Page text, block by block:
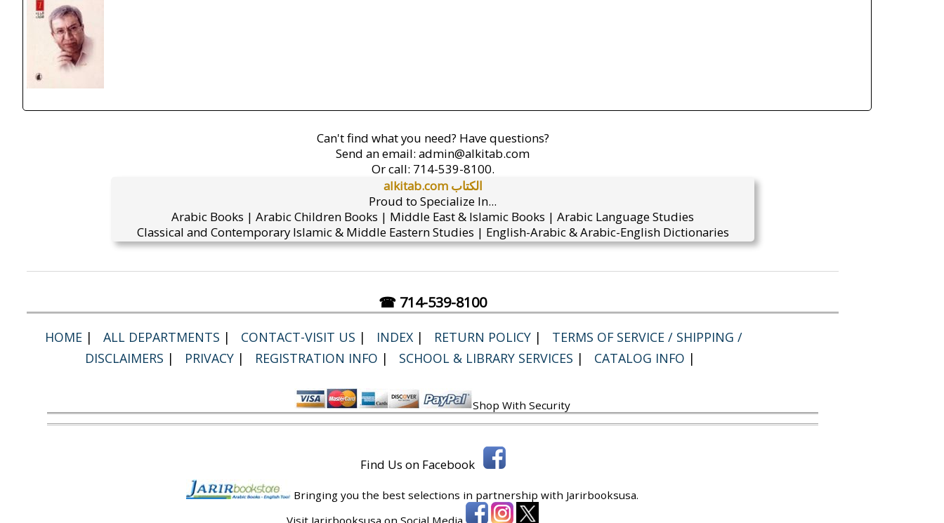
Can't find what you need? Have questions?
Send an email: admin@alkitab.com
Or call: 714-539-8100.
alkitab.com الكتاب
Proud to Specialize In...
Arabic Books | Arabic Children Books | Middle East & Islamic Books | Arabic Language Studies
Classical and Contemporary Islamic & Middle Eastern Studies | English-Arabic & Arabic-English Dictionaries
☎ 714-539-8100
HOME | ALL DEPARTMENTS | CONTACT-VISIT US | INDEX | RETURN POLICY |
TERMS OF SERVICE / SHIPPING /
DISCLAIMERS | PRIVACY | REGISTRATION INFO | SCHOOL & LIBRARY SERVICES | CATALOG INFO |
Shop With Security
Find Us on Facebook
Bringing you the best selections in partnership with Jarirbooksusa.
Visit Jarirbooksusa on Social Media